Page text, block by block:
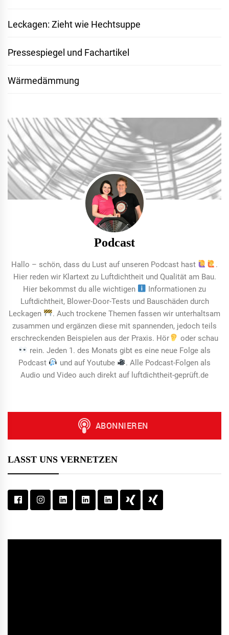
Leckagen: Zieht wie Hechtsuppe
Pressespiegel und Fachartikel
Wärmedämmung
Podcast
Hallo – schön, dass du Lust auf unseren Podcast hast
.
Hier reden wir Klartext zu Luftdichtheit und Qualität am Bau.
Hier bekommst du alle wichtigen
Informationen zu
Luftdichtheit, Blower-Door-Tests und Bauschäden durch
Leckagen
. Auch trockene Themen fassen wir unterhaltsam
zusammen und ergänzen diese mit spannenden, jedoch teils
erschreckenden Beispielen aus der Praxis. Hör
oder schau
rein. Jeden 1. des Monats gibt es eine neue Folge als
Podcast
und auf Youtube
. Alle Podcast-Folgen als
Audio und Video auch direkt auf luftdichtheit-geprüft.de
LASST UNS VERNETZEN